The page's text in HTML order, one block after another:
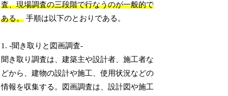
査、現場調査の三段階で行なうのが一般的で
ある。 手順は以下のとおりである。
1. -聞き取りと図画調査-
聞き取り調査は、建築主や設計者、施工者な
どから、建物の設計や施工、使用状況などの
情報を収集する。図画調査は、設計図や施工